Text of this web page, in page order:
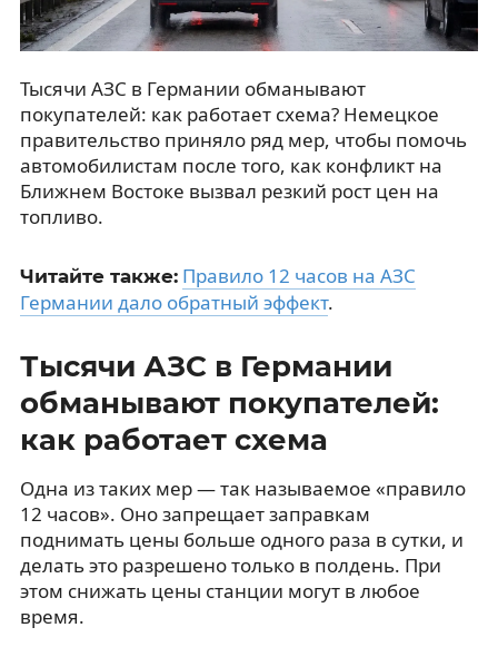
Тысячи АЗС в Германии обманывают
покупателей: как работает схема? Немецкое
правительство приняло ряд мер, чтобы помочь
автомобилистам после того, как конфликт на
Ближнем Востоке вызвал резкий рост цен на
топливо.
Читайте также: Правило 12 часов на АЗС
Германии дало обратный эффект.
Тысячи АЗС в Германии
обманывают покупателей:
как работает схема
Одна из таких мер — так называемое «правило
12 часов». Оно запрещает заправкам
поднимать цены больше одного раза в сутки, и
делать это разрешено только в полдень. При
этом снижать цены станции могут в любое
время.